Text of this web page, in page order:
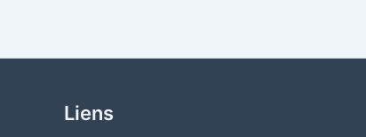
Liens